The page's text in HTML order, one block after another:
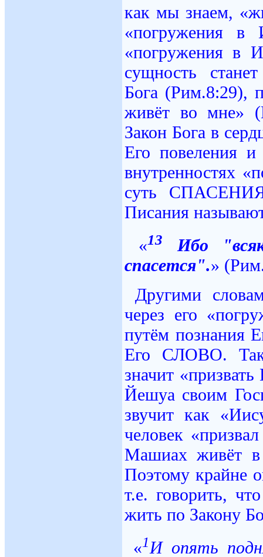
как мы знаем,
«погружения в
«погружения в
сущность
Бога (Рим.8:29),
живёт во мне»
Закон Бога в
Его повеления
внутренностях
суть СПАСЕНИЯ
Писания
«13
Ибо
спасется".»
Другими
через его
путём познания
Его СЛОВО.
значит
Йешуа своим
звучит как
человек
Машиах живёт в
Поэтому крайне
т.е. говорить,
жить по Закону
«1И опять